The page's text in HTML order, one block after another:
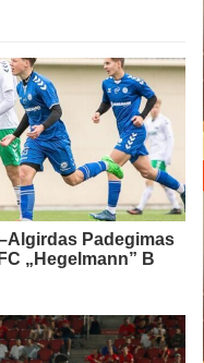
Padegimas
„Hegelmann” B